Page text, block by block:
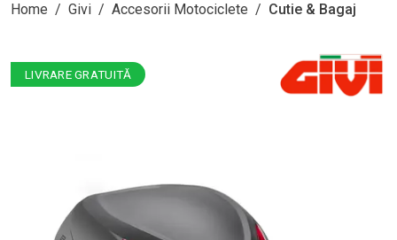
Home / Givi / Accesorii Motociclete / Cutie & Bagaj
LIVRARE GRATUITĂ